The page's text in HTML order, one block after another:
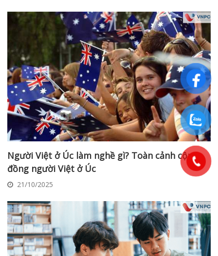
Người Việt ở Úc làm nghề gì? Toàn cảnh cộng
đồng người Việt ở Úc
21/10/2025